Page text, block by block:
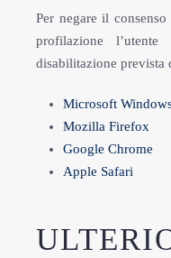
Per negare il
profilazione
disabilitazione prevista
Microsoft
Mozilla Firefox
Google Chrome
Apple Safari